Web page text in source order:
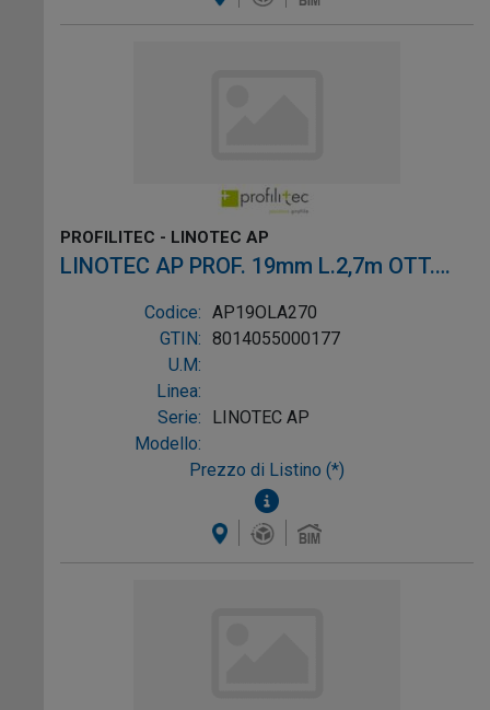
PROFILITEC - LINOTEC AP
LINOTEC AP PROF. 19mm L.2,7m OTT.
LUC. ADES.
Codice: AP19OLA270
GTIN: 8014055000177
U.M:
Linea:
Serie:
LINOTEC AP
Modello:
Prezzo di Listino (*)